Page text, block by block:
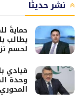
نشر حديثًا
حمايةً
يطالب
لحسم
قيادي
وحدة